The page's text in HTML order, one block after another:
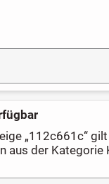
„112c661c“
aus der Kategorie